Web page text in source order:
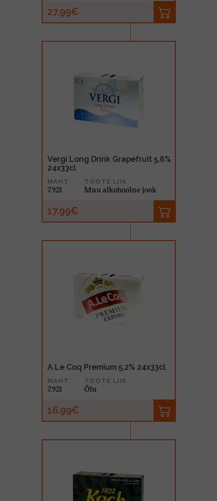
27.99€
Vergi Long Drink Grapefruit 5,6%
24x33cl
MAHT
7.92l
TOOTE LIIK
Muu alkohoolne jook
17.99€
A.Le Coq Premium 5,2% 24x33cl
MAHT
7.92l
TOOTE LIIK
Õlu
16.99€